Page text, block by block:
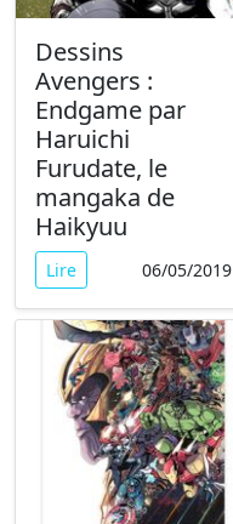
Dessins
Avengers :
Endgame par
Haruichi
Furudate, le
mangaka de
Haikyuu
Lire 06/05/2019